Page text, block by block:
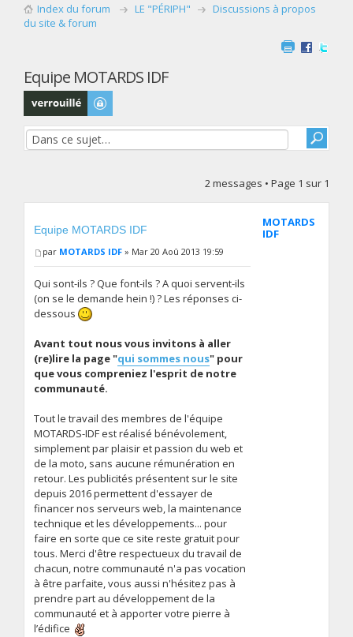
Les membres
Index du forum LE "PÉRIPH"
Discussions à propos
du site & forum
Equipe MOTARDS IDF
Sujet verrouillé
2 messages • Page 1 sur 1
Equipe MOTARDS IDF
par MOTARDS IDF » Mar 20 Aoû 2013 19:59
Qui sont-ils ? Que font-ils ? A quoi servent-ils
(on se le demande hein !) ? Les réponses ci-
dessous
Avant tout nous vous invitons à aller
(re)lire la page "qui sommes nous" pour
que vous compreniez l'esprit de notre
communauté.
Tout le travail des membres de l'équipe
MOTARDS-IDF est réalisé bénévolement,
simplement par plaisir et passion du web et
de la moto, sans aucune rémunération en
retour. Les publicités présentent sur le site
depuis 2016 permettent d'essayer de
financer nos serveurs web, la maintenance
technique et les développements... pour
faire en sorte que ce site reste gratuit pour
tous. Merci d'être respectueux du travail de
chacun, notre communauté n'a pas vocation
à être parfaite, vous aussi n'hésitez pas à
prendre part au développement de la
communauté et à apporter votre pierre à
l’édifice
MOTARDS
IDF